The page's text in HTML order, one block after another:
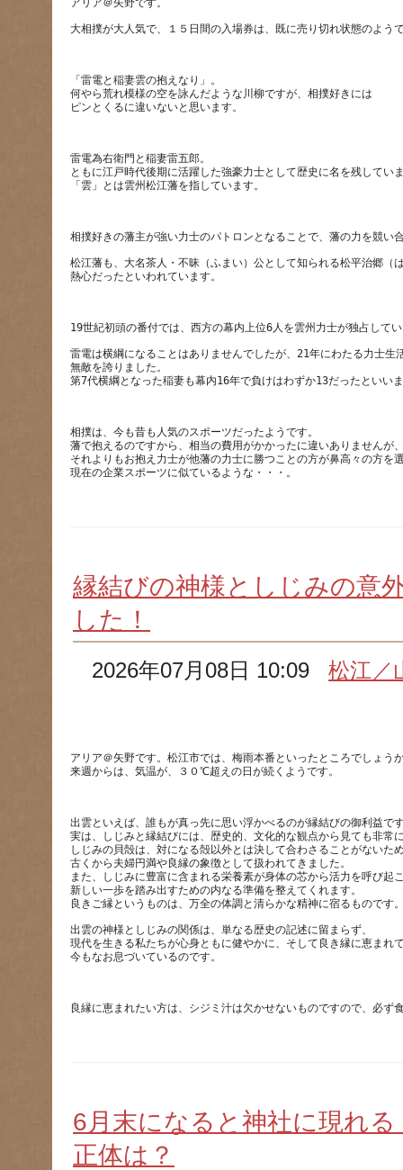
「雷電と稲妻雲の抱えなり」。
何やら荒れ模様の空を詠んだような川柳ですが、相撲好きには
雷電為右衛門と稲妻雷五郎。
ともに江戸時代後期に活躍した強豪力士として歴史に名を残してい
松江藩も、大名茶人・不昧（ふまい）公として知られる松平治郷（
雷電は横綱になることはありませんでしたが、21年にわたる力士生
無敵を誇りました。
相撲は、今も昔も人気のスポーツだったようです。
藩で抱えるのですから、相当の費用がかかったに違いありませんが
それよりもお抱え力士が他藩の力士に勝つことの方が鼻高々の方を
縁結びの神様としじみの意
した！
2026年07月08日 10:09松江／
アリア＠矢野です。松江市では、梅雨本番といったところでしょう
出雲といえば、誰もが真っ先に思い浮かべるのが縁結びの御利益で
実は、しじみと縁結びには、歴史的、文化的な観点から見ても非常
しじみの貝殻は、対になる殻以外とは決して合わさることがないた
古くから夫婦円満や良縁の象徴として扱われてきました。
また、しじみに豊富に含まれる栄養素が身体の芯から活力を呼び起
新しい一歩を踏み出すための内なる準備を整えてくれます。
出雲の神様としじみの関係は、単なる歴史の記述に留まらず、
現代を生きる私たちが心身ともに健やかに、そして良き縁に恵まれ
6月末になると神社に現れ
正体は？